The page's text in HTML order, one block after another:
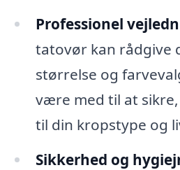
Professionel
tatovør kan rådgive
størrelse og
være med til at
til din kropstype og
Sikkerhed og